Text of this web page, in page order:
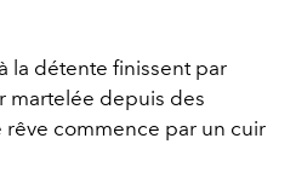
la détente finissent par
martelée depuis des
commence par un cuir